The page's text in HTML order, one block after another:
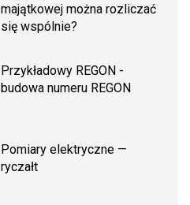
majątkowej można rozliczać
się wspólnie?
Przykładowy REGON -
budowa numeru REGON
Pomiary elektryczne —
ryczałt